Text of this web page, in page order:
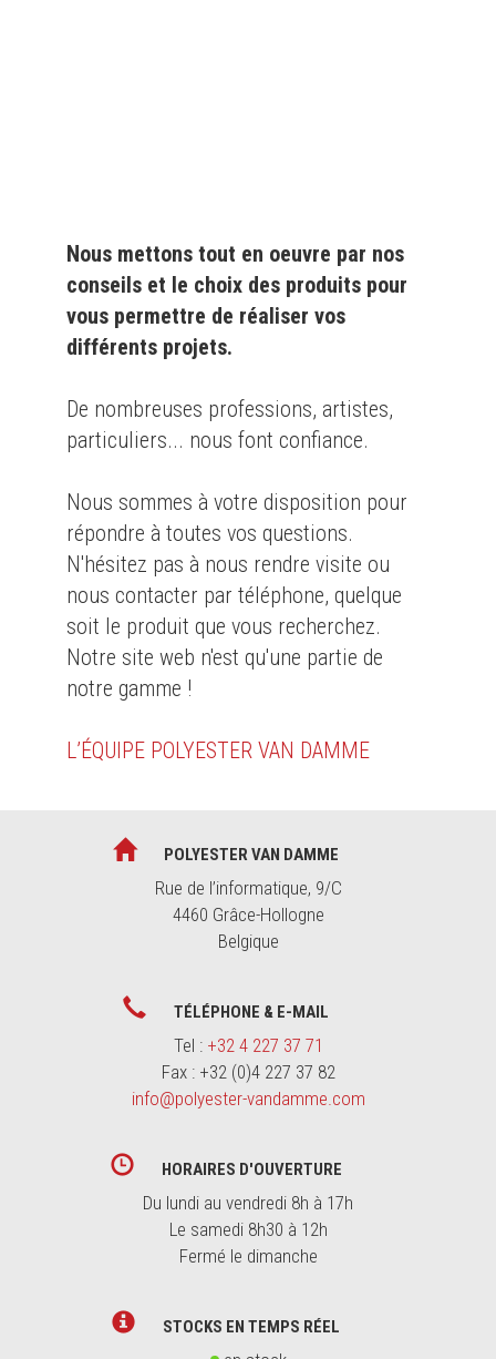
Nous mettons tout en oeuvre par nos
conseils et le choix des produits pour
vous permettre de réaliser vos
différents projets.
De nombreuses professions, artistes,
particuliers... nous font confiance.
Nous sommes à votre disposition pour
répondre à toutes vos questions.
N'hésitez pas à nous rendre visite ou
nous contacter par téléphone, quelque
soit le produit que vous recherchez.
Notre site web n'est qu'une partie de
notre gamme !
L’ÉQUIPE POLYESTER VAN DAMME
POLYESTER VAN DAMME
Rue de l’informatique, 9/C
4460 Grâce-Hollogne
Belgique
TÉLÉPHONE & E-MAIL
Tel : +32 4 227 37 71
Fax : +32 (0)4 227 37 82
info@polyester-vandamme.com
HORAIRES D'OUVERTURE
Du lundi au vendredi 8h à 17h
Le samedi 8h30 à 12h
Fermé le dimanche
STOCKS EN TEMPS RÉEL